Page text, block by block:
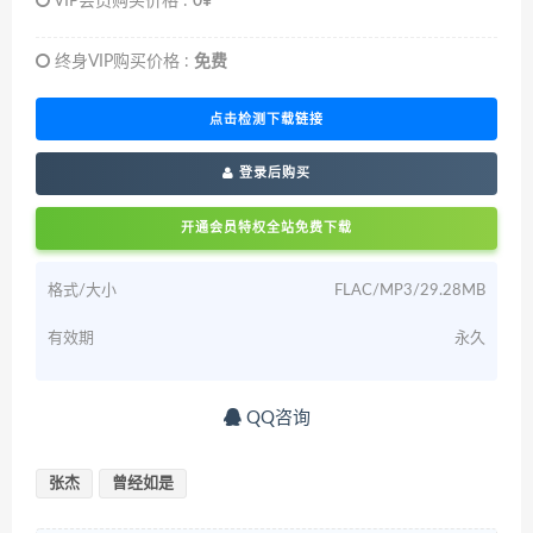
终身VIP购买价格 : 免费
点击检测下载链接
登录后购买
开通会员特权全站免费下载
格式/大小 FLAC/MP3/29.28MB
有效期 永久
QQ咨询
张杰 曾经如是